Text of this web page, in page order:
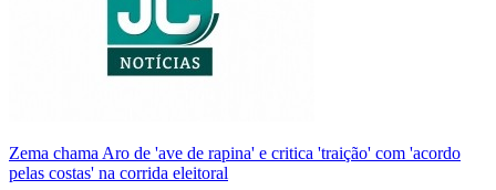
Zema chama Aro de 'ave de rapina' e critica 'traição' com 'acordo
pelas costas' na corrida eleitoral